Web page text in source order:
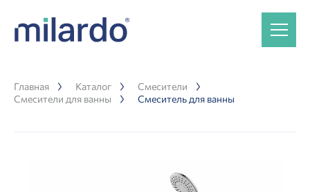
Главная Каталог
Смесители
Смесители для ванны
Смеситель для ванны